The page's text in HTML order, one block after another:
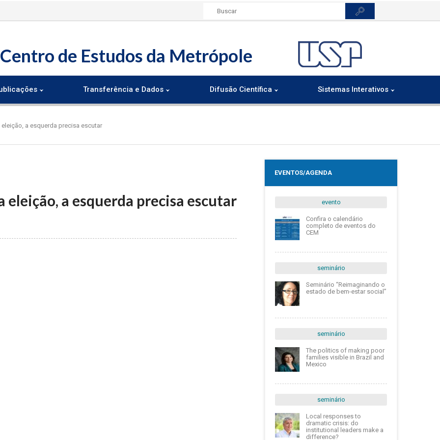
Centro de Estudos da Metrópole
Transferência e Dados Difusão Científica Sistemas Interativos
a esquerda precisa escutar
eleição, a esquerda precisa escutar
EVENTOS/AGENDA
evento
Confira o calendário
completo de eventos do
CEM
seminário
Seminário “Reimaginando o
estado de bem-estar social”
seminário
The politics of making poor
families visible in Brazil and
Mexico
seminário
Local responses to
dramatic crisis: do
institutional leaders make a
difference?